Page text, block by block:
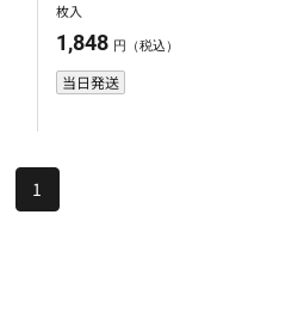
枚入
1,848 円（税込）
当日発送
1